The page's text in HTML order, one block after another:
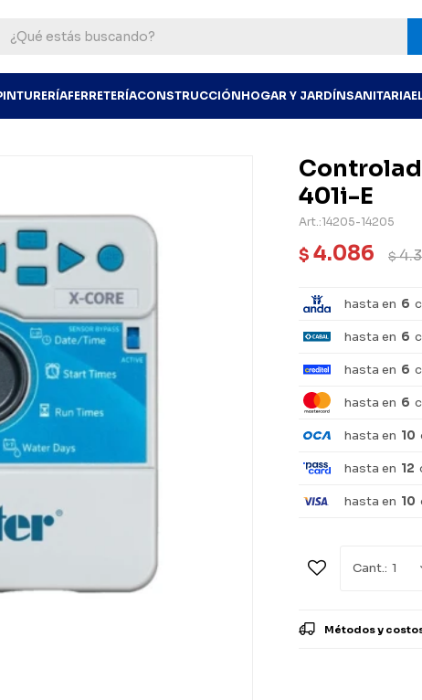
FERRETERÍACONSTRUCCIÓNHOGAR Y JARDÍNSANITARIA
401i-E
14205-14205
$ 4.086 $
hasta en 6
hasta en 6
hasta en 6
hasta en 6
hasta en 10
hasta en 12
hasta en 10
1
Métodos y